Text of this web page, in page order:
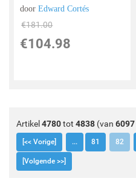
doorEdward Cortés
€181.00
€104.98
Artikel4780tot 4838 (van 6097
[<< Vorige] ... 81 82
[Volgende >>]